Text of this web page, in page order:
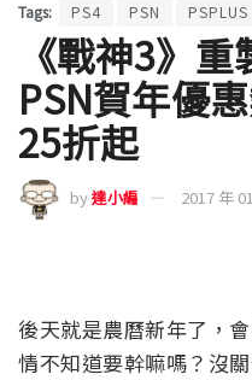
Tags: PS4 PSN PSPLUS
《戰神3》
PSN賀年優
25折起
by達小編 2017 年
後天就是農曆新年了，
情不知道要幹嘛嗎？沒